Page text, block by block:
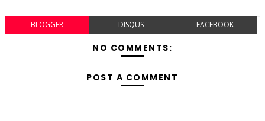
BLOGGER DISQUS FACEBOOK
NO COMMENTS:
POST A COMMENT